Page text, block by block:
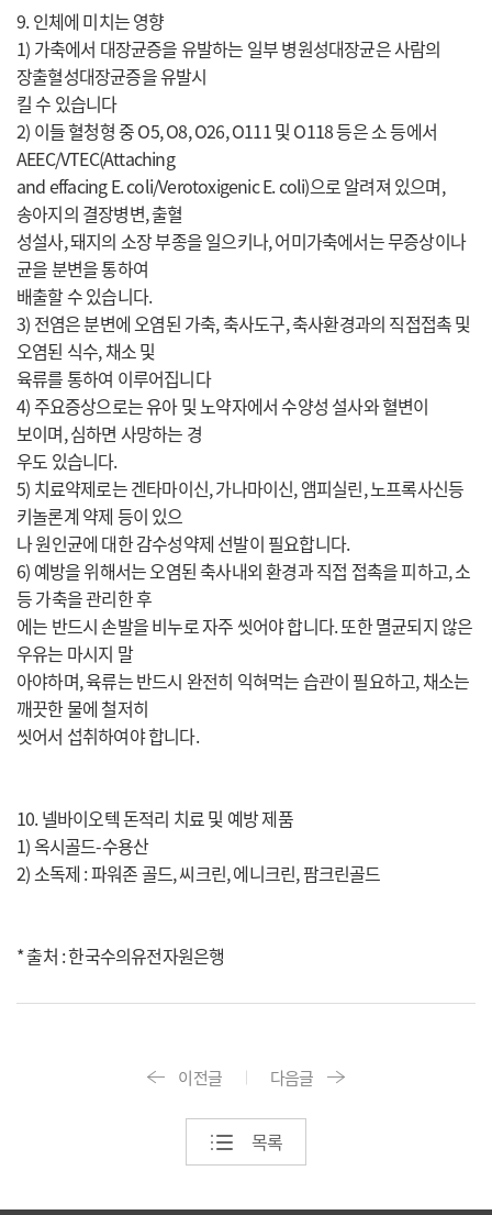
9. 인체에 미치는 영향
1) 가축에서 대장균증을 유발하는 일부 병원성대장균은 사람의
장출혈성대장균증을 유발시
킬 수 있습니다
2) 이들 혈청형 중 O5, O8, O26, O111 및 O118 등은 소 등에서
AEEC/VTEC(Attaching
and effacing E. coli/Verotoxigenic E. coli)으로 알려져 있으며,
송아지의 결장병변, 출혈
성설사, 돼지의 소장 부종을 일으키나, 어미가축에서는 무증상이나
균을 분변을 통하여
배출할 수 있습니다.
3) 전염은 분변에 오염된 가축, 축사도구, 축사환경과의 직접접촉 및
오염된 식수, 채소 및
육류를 통하여 이루어집니다
4) 주요증상으로는 유아 및 노약자에서 수양성 설사와 혈변이
보이며, 심하면 사망하는 경
우도 있습니다.
5) 치료약제로는 겐타마이신, 가나마이신, 앰피실린, 노프록사신등
키놀론계 약제 등이 있으
나 원인균에 대한 감수성약제 선발이 필요합니다.
6) 예방을 위해서는 오염된 축사내외 환경과 직접 접촉을 피하고, 소
등 가축을 관리한 후
에는 반드시 손발을 비누로 자주 씻어야 합니다. 또한 멸균되지 않은
우유는 마시지 말
아야하며, 육류는 반드시 완전히 익혀먹는 습관이 필요하고, 채소는
깨끗한 물에 철저히
씻어서 섭취하여야 합니다.
10. 넬바이오텍 돈적리 치료 및 예방 제품
1) 옥시골드-수용산
2) 소독제 : 파워존 골드, 씨크린, 에니크린, 팜크린골드
* 출처 : 한국수의유전자원은행
이전글 다음글
목록